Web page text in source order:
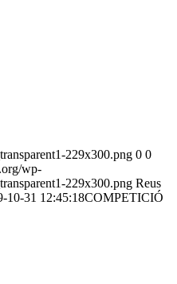
229x300.png 0 0
wp-
229x300.png Reus
10-31 12:45:18COMPETICIÓ